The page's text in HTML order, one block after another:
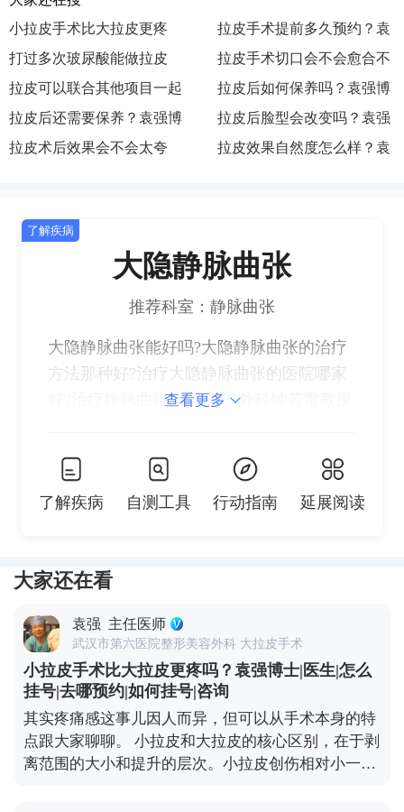
小拉皮手术比大拉皮更疼
吗？袁强博士|医生|怎么挂
号|去哪预约|如何挂号|咨询
拉皮手术提前多久预约？袁
强博士|医生|如何预约|出诊
地点|执业医院|主要在哪
打过多次玻尿酸能做拉皮
吗？袁强博士|医生|在哪坐
诊|执业机构|医院|联系方式
拉皮手术切口会不会愈合不
好？袁强博士|医生|在哪出
诊|去哪找|怎么联系|预约|挂
号
拉皮可以联合其他项目一起
做吗？袁强博士|怎么预约|
挂号|联系|面诊|咨询|在哪出
拉皮后如何保养吗？袁强博
士|医生|怎么挂号|去哪预约|
如何挂号|咨询
拉皮后还需要保养？袁强博
士|医生|如何预约|出诊地点|
拉皮后脸型会改变吗？袁强
博士|医生|在哪坐诊|执业机
拉皮术后效果会不会太夸
拉皮效果自然度怎么样？袁
了解疾病
大隐静脉曲张
推荐科室：静脉曲张
大隐静脉曲张能好吗?大隐静脉曲张的治疗
方法那种好?治疗大隐静脉曲张的医院哪家
好?治疗静脉曲张,就找血管外科钟若雷教授.
查看更多
了解疾病 自测工具 行动指南 延展阅读
大家还在看
袁强 主任医师
武汉市第六医院整形美容外科 大拉皮手术
小拉皮手术比大拉皮更疼吗？袁强博士|医生|怎么
挂号|去哪预约|如何挂号|咨询
其实疼痛感这事儿因人而异，但可以从手术本身的特
点跟大家聊聊。 小拉皮和大拉皮的核心区别，在于剥
离范围的大小和提升的层次。小拉皮创伤相对小一